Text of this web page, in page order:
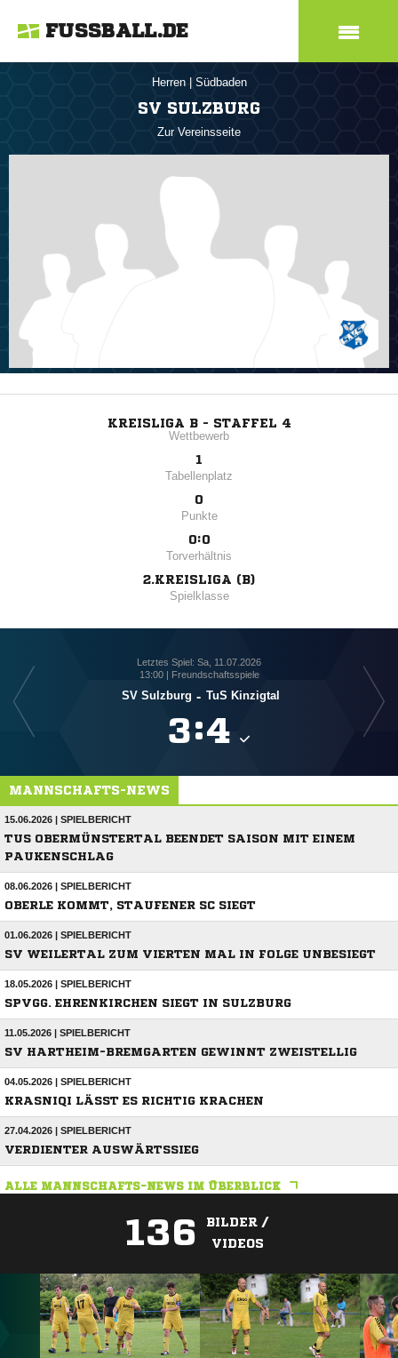
FUSSBALL.DE
Herren Südbaden
SV SULZBURG
Zur Vereinsseite
KREISLIGA B - STAFFEL 4
Wettbewerb
1
Tabellenplatz
0
Punkte
0:0
Torverhältnis
2.KREISLIGA (B)
Spielklasse
Letztes Spiel: Sa, 11.07.2026
13:00 | Freundschaftsspiele
SV Sulzburg - TuS Kinzigtal
:
SG
MANNSCHAFTS-NEWS
15.06.2026 | SPIELBERICHT
TUS OBERMÜNSTERTAL BEENDET SAISON MIT EINEM
PAUKENSCHLAG
08.06.2026 | SPIELBERICHT
OBERLE KOMMT, STAUFENER SC SIEGT
01.06.2026 | SPIELBERICHT
SV WEILERTAL ZUM VIERTEN MAL IN FOLGE UNBESIEGT
18.05.2026 | SPIELBERICHT
SPVGG. EHRENKIRCHEN SIEGT IN SULZBURG
11.05.2026 | SPIELBERICHT
SV HARTHEIM-BREMGARTEN GEWINNT ZWEISTELLIG
04.05.2026 | SPIELBERICHT
KRASNIQI LÄSST ES RICHTIG KRACHEN
27.04.2026 | SPIELBERICHT
VERDIENTER AUSWÄRTSSIEG
ALLE MANNSCHAFTS-NEWS IM ÜBERBLICK
136
BILDER /
VIDEOS